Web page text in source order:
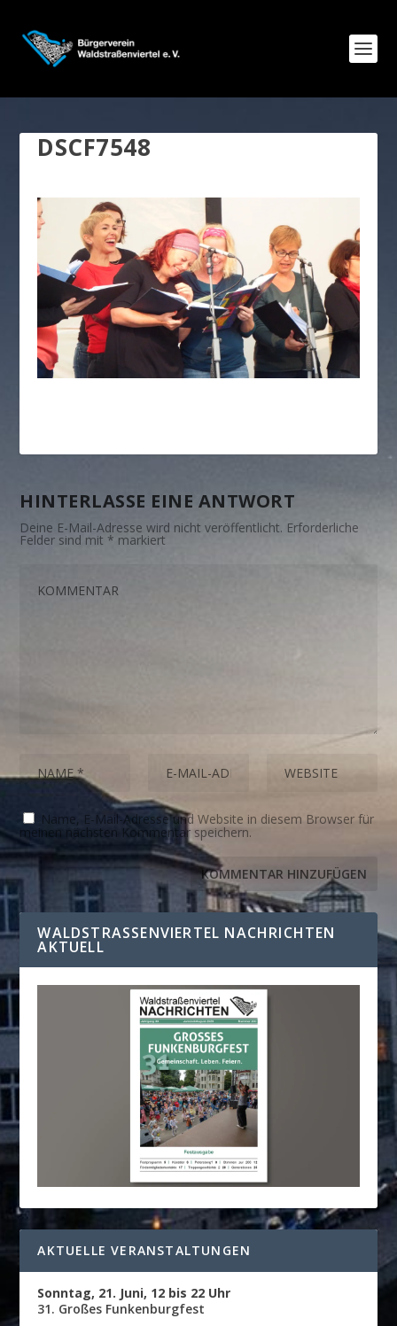
DSCF7548
HINTERLASSE EINE ANTWORT
Deine E-Mail-Adresse wird nicht veröffentlicht. Erforderliche
Felder sind mit * markiert
Name, E-Mail-Adresse und Website in diesem Browser für
meinen nächsten Kommentar speichern.
WALDSTRASSENVIERTEL NACHRICHTEN A
KTUELL
AKTUELLE VERANSTALTUNGEN
Sonntag, 21. Juni, 12 bis 22 Uhr
31. Großes Funkenburgfest